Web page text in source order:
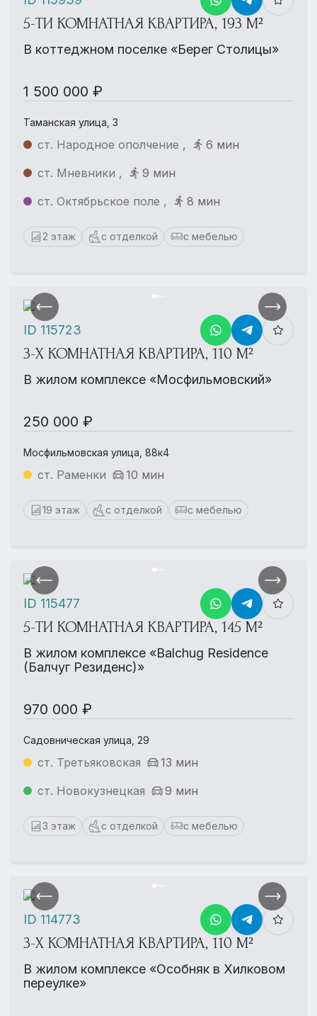
5-ТИ КОМНАТНАЯ КВАРТИРА, 193 М²
В коттеджном поселке «Берег Столицы»
1 500 000 ₽
Таманская улица, 3
ст. Народное ополчение ,
6 мин
ст. Мневники ,
9 мин
ст. Октябрьское поле ,
8 мин
2 этаж с отделкой с мебелью
3-Х КОМНАТНАЯ КВАРТИРА, 110 М²
В жилом комплексе «Мосфильмовский»
250 000 ₽
Мосфильмовская улица, 88к4
ст. Раменки 10 мин
19 этаж с отделкой с мебелью
ID 115723
5-ТИ КОМНАТНАЯ КВАРТИРА, 145 М²
В жилом комплексе «Balchug Residence
(Балчуг Резиденс)»
970 000 ₽
Садовническая улица, 29
ст. Третьяковская
13 мин
ст. Новокузнецкая
9 мин
3 этаж с отделкой с мебелью
ID 115477
3-Х КОМНАТНАЯ КВАРТИРА, 110 М²
В жилом комплексе «Особняк в Хилковом
переулке»
ID 114773